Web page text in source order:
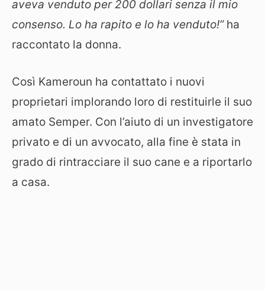
aveva venduto per 200 dollari senza il mio
consenso. Lo ha rapito e lo ha venduto!”ha
raccontato la donna.
Così Kameroun ha contattato i nuovi
proprietari implorando loro di restituirle il suo
amato Semper. Con l’aiuto di un investigatore
privato e di un avvocato, alla fine è stata in
grado di rintracciare il suo cane e a riportarlo
a casa.